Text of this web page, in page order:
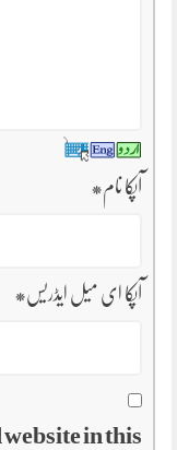
آپکا نام*
آپکا ای میل ایڈریس*
website in this